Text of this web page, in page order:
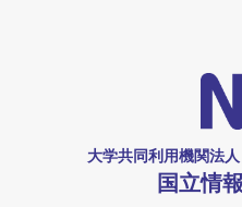
大学共同利用機関法
国立情